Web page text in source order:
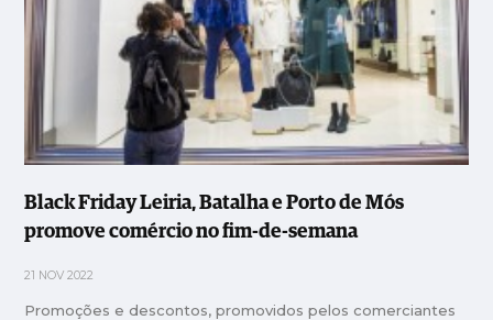
Black Friday Leiria, Batalha e Porto de Mós
promove comércio no fim-de-semana
21 NOV 2022
Promoções e descontos, promovidos pelos comerciantes